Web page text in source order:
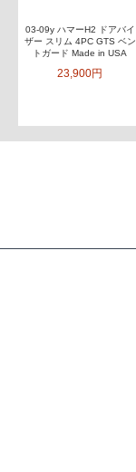
03-09y ハマーH2 ドアバイ
ザー スリム 4PC GTS ベン
トガード Made in USA
23,900円